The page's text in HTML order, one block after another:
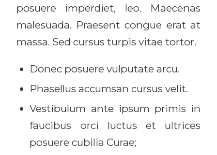
posuere imperdiet, leo. Maecenas
malesuada. Praesent congue erat at
massa. Sed cursus turpis vitae tortor.
Donec posuere vulputate arcu.
Phasellus accumsan cursus velit.
Vestibulum ante ipsum primis in
faucibus orci luctus et ultrices
posuere cubilia Curae;